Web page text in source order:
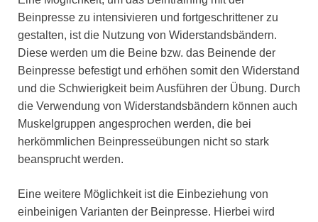
Beinpresse zu intensivieren und fortgeschrittener zu
gestalten, ist die Nutzung von Widerstandsbändern.
Diese werden um die Beine bzw. das Beinende der
Beinpresse befestigt und erhöhen somit den Widerstand
und die Schwierigkeit beim Ausführen der Übung. Durch
die Verwendung von Widerstandsbändern können auch
Muskelgruppen angesprochen werden, die bei
herkömmlichen Beinpresseübungen nicht so stark
beansprucht werden.
Eine weitere Möglichkeit ist die Einbeziehung von
einbeinigen Varianten der Beinpresse. Hierbei wird